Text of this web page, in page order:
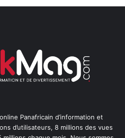
Panafricain d’information et
d’utilisateurs, 8 millions des vues